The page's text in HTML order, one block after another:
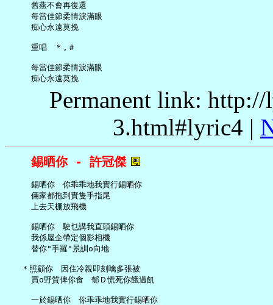
     舊燕不會再復還
     每當佳節柔情淚滿眼
     痴心永遠莫挽
     重唱　＊,＃
     每當佳節柔情淚滿眼
Permanent link:
3.html#lyric4 |
錫晒你 - 許冠傑
     錫晒你　你乖乖地我實行錫晒你
     倆家都拖到實隻手指尾
     上去天棚放飛機
     錫晒你　駛乜講我直頭錫晒你
     我係屋企帶定個影相機
     替你"手羅"景訓o向地
   ＊照顧你　因住冷親即刻噙多張被
     買o野質俾你食　郁Ｄ慌死你餓過飢
     一於錫晒你　你乖乖地我實行錫晒你